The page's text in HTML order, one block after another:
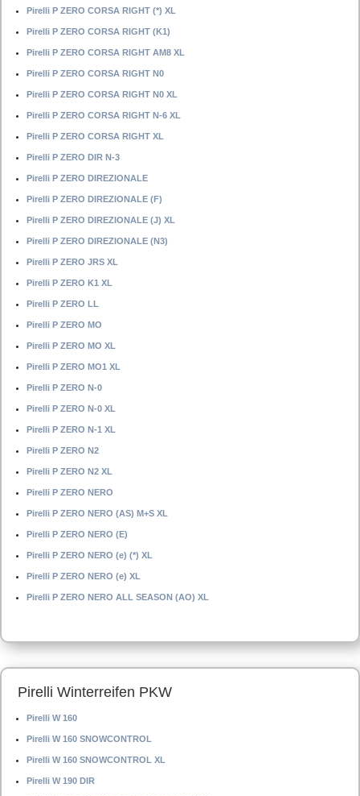
Pirelli P ZERO CORSA RIGHT (*) XL
Pirelli P ZERO CORSA RIGHT (K1)
Pirelli P ZERO CORSA RIGHT AM8 XL
Pirelli P ZERO CORSA RIGHT N0
Pirelli P ZERO CORSA RIGHT N0 XL
Pirelli P ZERO CORSA RIGHT N-6 XL
Pirelli P ZERO CORSA RIGHT XL
Pirelli P ZERO DIR N-3
Pirelli P ZERO DIREZIONALE
Pirelli P ZERO DIREZIONALE (F)
Pirelli P ZERO DIREZIONALE (J) XL
Pirelli P ZERO DIREZIONALE (N3)
Pirelli P ZERO JRS XL
Pirelli P ZERO K1 XL
Pirelli P ZERO LL
Pirelli P ZERO MO
Pirelli P ZERO MO XL
Pirelli P ZERO MO1 XL
Pirelli P ZERO N-0
Pirelli P ZERO N-0 XL
Pirelli P ZERO N-1 XL
Pirelli P ZERO N2
Pirelli P ZERO N2 XL
Pirelli P ZERO NERO
Pirelli P ZERO NERO (AS) M+S XL
Pirelli P ZERO NERO (E)
Pirelli P ZERO NERO (e) (*) XL
Pirelli P ZERO NERO (e) XL
Pirelli P ZERO NERO ALL SEASON (AO) XL
Pirelli Winterreifen PKW
Pirelli W 160
Pirelli W 160 SNOWCONTROL
Pirelli W 160 SNOWCONTROL XL
Pirelli W 190 DIR